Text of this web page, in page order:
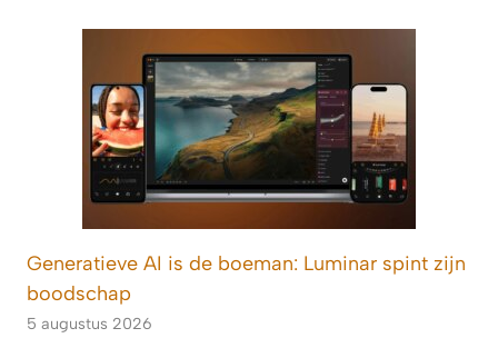
Generatieve AI is de boeman: Luminar spint zijn
boodschap
5 augustus 2026